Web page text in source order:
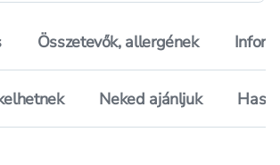
Összetevők, allergének
Neked ajánljuk